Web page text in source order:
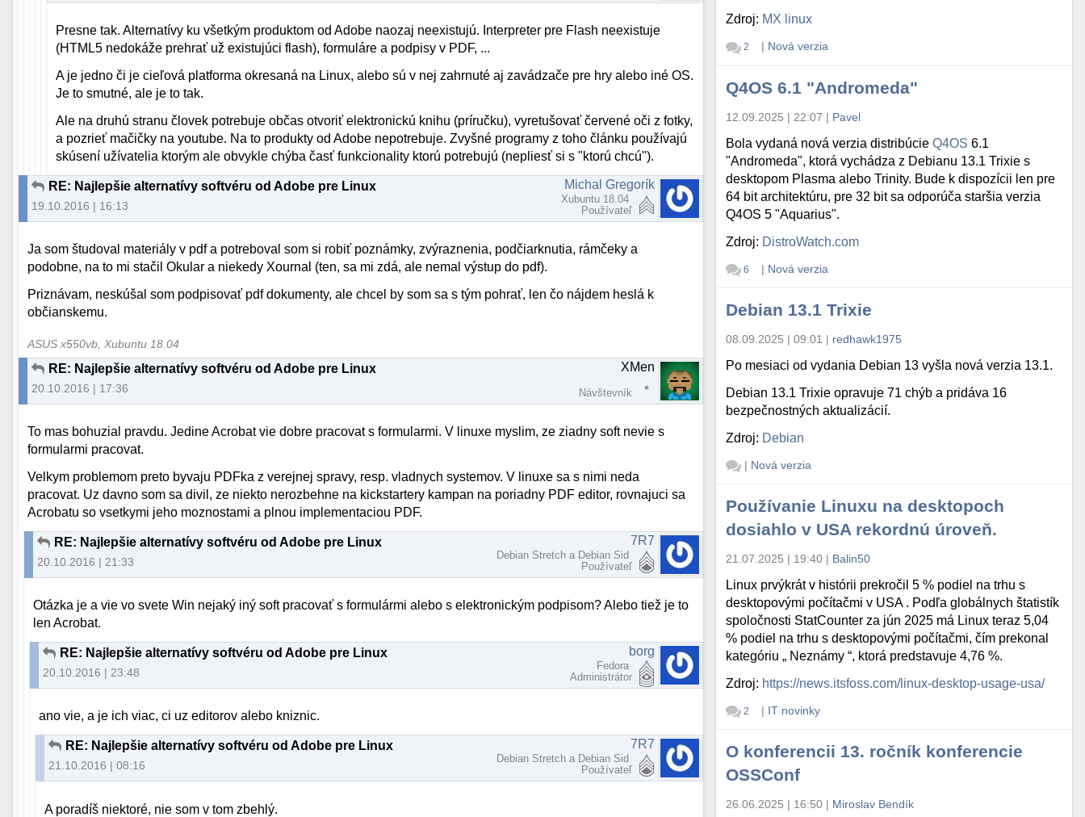
Presne tak. Alternatívy ku všetkým produktom od Adobe naozaj neexistujú. Interpreter pre Flash neexistuje
(HTML5 nedokáže prehrať už existujúci flash), formuláre a podpisy v PDF, ...
A je jedno či je cieľová platforma okresaná na Linux, alebo sú v nej zahrnuté aj zavádzače pre hry alebo iné OS.
Je to smutné, ale je to tak.
Ale na druhú stranu človek potrebuje občas otvoriť elektronickú knihu (príručku), vyretušovať červené oči z fotky,
a pozrieť mačičky na youtube. Na to produkty od Adobe nepotrebuje. Zvyšné programy z toho článku používajú
skúsení užívatelia ktorým ale obvykle chýba časť funkcionality ktorú potrebujú (nepliesť si s "ktorú chcú").
RE: Najlepšie alternatívy softvéru od Adobe pre Linux
19.10.2016 | 16:13
Michal Gregorík
Xubuntu 18.04
Používateľ
Ja som študoval materiály v pdf a potreboval som si robiť poznámky, zvýraznenia, podčiarknutia, rámčeky a
podobne, na to mi stačil Okular a niekedy Xournal (ten, sa mi zdá, ale nemal výstup do pdf).
Priznávam, neskúšal som podpisovať pdf dokumenty, ale chcel by som sa s tým pohrať, len čo nájdem heslá k
občianskemu.
ASUS x550vb, Xubuntu 18.04
RE: Najlepšie alternatívy softvéru od Adobe pre Linux
20.10.2016 | 17:36
XMen
Návštevník
To mas bohuzial pravdu. Jedine Acrobat vie dobre pracovat s formularmi. V linuxe myslim, ze ziadny soft nevie s
formularmi pracovat.
Velkym problemom preto byvaju PDFka z verejnej spravy, resp. vladnych systemov. V linuxe sa s nimi neda
pracovat. Uz davno som sa divil, ze niekto nerozbehne na kickstartery kampan na poriadny PDF editor, rovnajuci sa
Acrobatu so vsetkymi jeho moznostami a plnou implementaciou PDF.
RE: Najlepšie alternatívy softvéru od Adobe pre Linux
20.10.2016 | 21:33
7R7
Debian Stretch a Debian Sid
Používateľ
Otázka je a vie vo svete Win nejaký iný soft pracovať s formulármi alebo s elektronickým podpisom? Alebo tiež je to
len Acrobat.
RE: Najlepšie alternatívy softvéru od Adobe pre Linux
20.10.2016 | 23:48
borg
Fedora
Administrátor
ano vie, a je ich viac, ci uz editorov alebo kniznic.
RE: Najlepšie alternatívy softvéru od Adobe pre Linux
21.10.2016 | 08:16
7R7
Debian Stretch a Debian Sid
Používateľ
A poradíš niektoré, nie som v tom zbehlý.
Zdroj: MX linux
2 | Nová verzia
Q4OS 6.1 "Andromeda"
12.09.2025 | 22:07 | Pavel
Bola vydaná nová verzia distribúcieQ4OS 6.1
"Andromeda", ktorá vychádza z Debianu 13.1 Trixie s
desktopom Plasma alebo Trinity. Bude k dispozícii len pre
64 bit architektúru, pre 32 bit sa odporúča staršia verzia
Q4OS 5 "Aquarius".
Zdroj: DistroWatch.com
6 | Nová verzia
Debian 13.1 Trixie
08.09.2025 | 09:01 | redhawk1975
Po mesiaci od vydania Debian 13 vyšla nová verzia 13.1.
Debian 13.1 Trixie opravuje 71 chýb a pridáva 16
bezpečnostných aktualizácií.
Zdroj: Debian
| Nová verzia
Používanie Linuxu na desktopoch
dosiahlo v USA rekordnú úroveň.
21.07.2025 | 19:40 | Balin50
Linux prvýkrát v histórii prekročil 5 % podiel na trhu s
desktopovými počítačmi v USA . Podľa globálnych štatistík
spoločnosti StatCounter za jún 2025 má Linux teraz 5,04
% podiel na trhu s desktopovými počítačmi, čím prekonal
kategóriu „ Neznámy “, ktorá predstavuje 4,76 %.
Zdroj: https://news.itsfoss.com/linux-desktop-usage-usa/
2 | IT novinky
O konferencii 13. ročník konferencie
OSSConf
26.06.2025 | 16:50 | Miroslav Bendík